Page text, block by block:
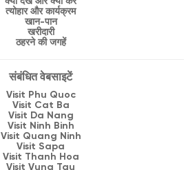
त्योहार और कार्यक्रम
खान-पान
खरीदारी
ठहरने की जगहें
संबंधित वेबसाइटें
Visit Phu Quoc
Visit Cat Ba
Visit Da Nang
Visit Ninh Binh
Visit Quang Ninh
Visit Sapa
Visit Thanh Hoa
Visit Vung Tau